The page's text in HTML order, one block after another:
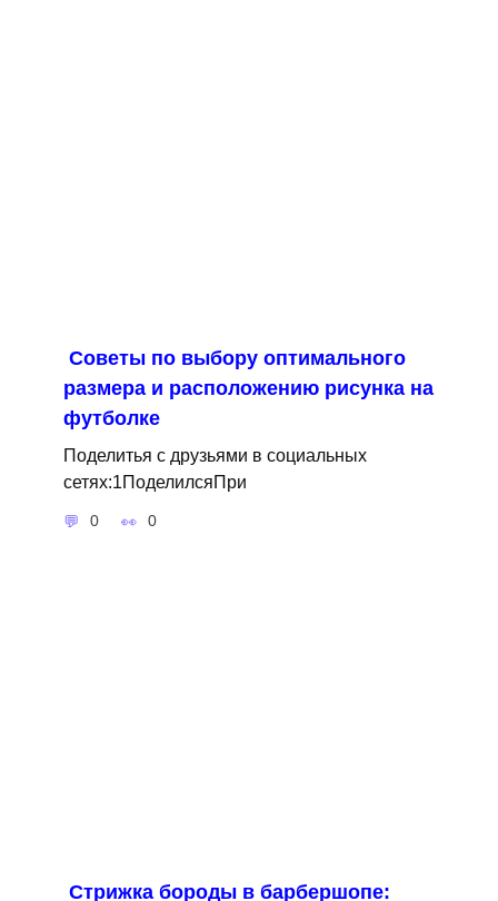
Советы по выбору оптимального
размера и расположению рисунка на
футболке
Поделитья с друзьями в социальных
сетях:1ПоделилсяПри
0 0
Стрижка бороды в барбершопе: